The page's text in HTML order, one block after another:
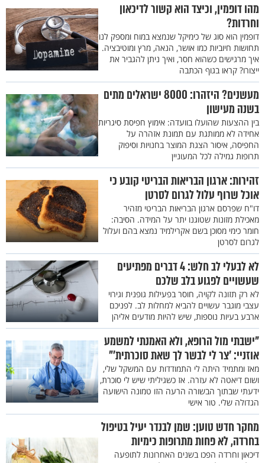
מהו דופמין, וכיצד הוא קשור לדיכאון
וחרדות?
דופמין הוא סוג של כימיקל שנמצא במוח ומספק לנו
תחושות חיוביות כמו אושר, הנאה, מרץ ומוטיבציה.
איך מרגישים כשהוא חסר, ואיך ניתן להגביר את
ייצורו? קראו בגוף הכתבה
מעשנים? היזהרו: 8000 ישראלים מתים
בשנה מעישון
בין ההצעות שהועלו בוועדה: אימוץ חפיסת סיגריות
אחידה לא ממותגת עם תמונת אזהרה על
החפיסה, איסור הצגת המוצר בחנויות וסיפוק
תרופות גמילה לכל המעוניין
זהירות: ארגון הבריאות הבריטי קובע כי
אוכל שרוף עלול לגרום לסרטן
דו"ח שפרסם ארגון הבריאות הבריטי מזהיר
מאכילת מזונות שטוגנו יתר על המידה. הסיבה:
חומר כימי מסוכן בשם אקרילמיד נמצא בהם ועלול
לגרום לסרטן
לא לבעלי לב חלש: 4 דברים מפתיעים
שעשויים לפגוע בלב שלכם
לא רק תזונה לקויה, חוסר בפעילות גופנית וגירוי
עצבי מוגבר עשויים להביא למחלות לב. לפניכם
ארבע בעיות נוספות, שיש להיות מודעים אליהן
"ישבתי מול הרופא, ולא האמנתי למשמע
אוזניי: ’צר לי לבשר לך שאת סוכרתית’"
מאז ומתמיד היתה לי התמודדות עם המשקל שלי,
ושום דיאטה לא עזרה. אז כשגיליתי שיש לי סוכרת,
ידעתי שבתוך הבשורה הרעה הזו טמונה הישועה
הגדולה שלי. טור אישי
מחקר חדש טוען: שמן לבנדר יעיל בטיפול
בחרדה, לא פחות מתרופות כימיות
דיכאון וחרדה הפכו בשנים האחרונות לתופעה